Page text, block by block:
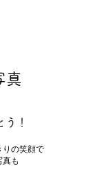
真
！
りの笑顔で
真も